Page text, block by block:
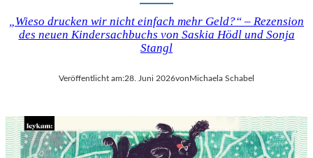
„Wieso drucken wir nicht einfach mehr Geld?“ – Rezension
des neuen Kindersachbuchs von Saskia Hödl und Sonja
Stangl
Veröffentlicht am:28. Juni 2026vonMichaela Schabel